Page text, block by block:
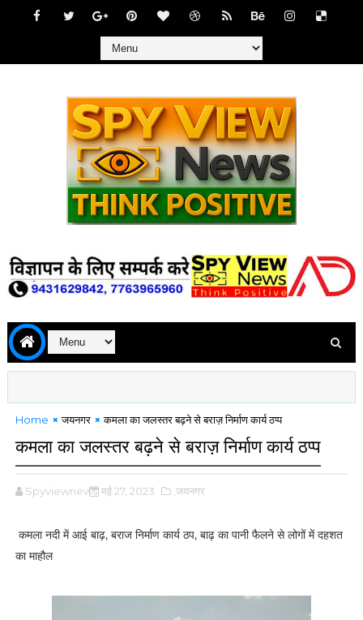
Home जयनगर कमला का जलस्तर बढ़ने से बराज़ निर्माण कार्य ठप्प
कमला का जलस्तर बढ़ने से बराज़ निर्माण कार्य ठप्प
Spyviewnews मई 27, 2023 ,जयनगर
कमला नदी में आई बाढ़, बराज निर्माण कार्य ठप, बाढ़ का पानी फैलने से लोगों में दहशत
का माहौल